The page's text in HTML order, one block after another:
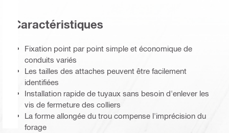
Caractéristiques
Fixation point par point simple et économique de
conduits variés
Les tailles des attaches peuvent être facilement
identifiées
Installation rapide de tuyaux sans besoin d'enlever les
vis de fermeture des colliers
La forme allongée du trou compense l'imprécision du
forage